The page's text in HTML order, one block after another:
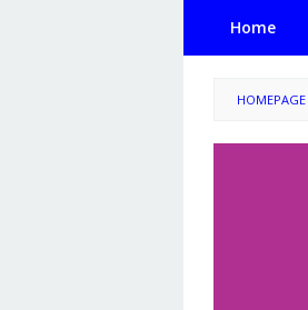
Home
HOMEPAGE